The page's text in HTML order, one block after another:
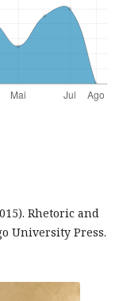
Rhetoric and
University Press.